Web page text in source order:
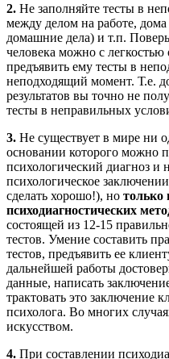
2. Не заполняйте тесты в
между делом на работе, дома
домашние дела) и т.п.
человека можно с
предъявить ему тесты в
неподходящий момент. Т.е.
результатов вы точно не
тесты в неправильных
3. Не существует в мире ни
основании которого можно
психологический диагноз и
психологическое
сделать хорошо!), но только
психодиагностических
состоящей из 12-15
тестов. Умение составить
тестов, предъявить ее
дальнейшей работы
данные, написать
трактовать это заключение
психолога. Во многих
искусством.
4. При составлении